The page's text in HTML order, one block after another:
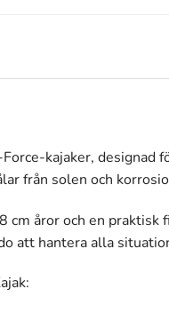
kajaker,
från solen och
åror och en
att hantera alla